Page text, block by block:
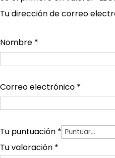
Tu dirección de correo
Tu puntuación *
Tu valoración *
Nombre *
Correo electrónico *